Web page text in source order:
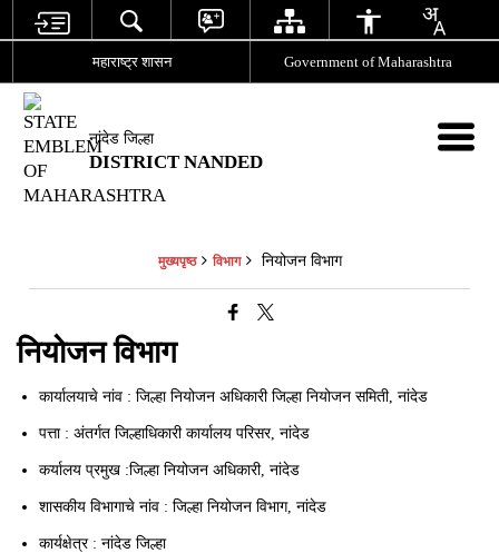
महाराष्ट्र शासन Government of Maharashtra
नांदेड जिल्हा
DISTRICT NANDED
मुख्यपृष्ठ विभाग नियोजन विभाग
नियोजन विभाग
कार्यालयाचे नांव : जिल्हा नियोजन अधिकारी जिल्हा नियोजन समिती, नांदेड
पत्ता : अंतर्गत जिल्हाधिकारी कार्यालय परिसर, नांदेड
कर्यालय प्रमुख :जिल्हा नियोजन अधिकारी, नांदेड
शासकीय विभागाचे नांव : जिल्हा नियोजन विभाग, नांदेड
कार्यक्षेत्र : नांदेड जिल्हा